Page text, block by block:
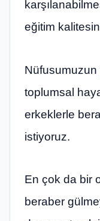
eğitim
Nüfusumuzun
toplumsal
erkeklerle
istiyoruz.
En çok da bir
beraber